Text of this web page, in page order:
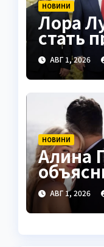
НОВИНИ
Лора
стать
АВГ 1, 2026
НОВИНИ
Алина
АВГ 1, 2026